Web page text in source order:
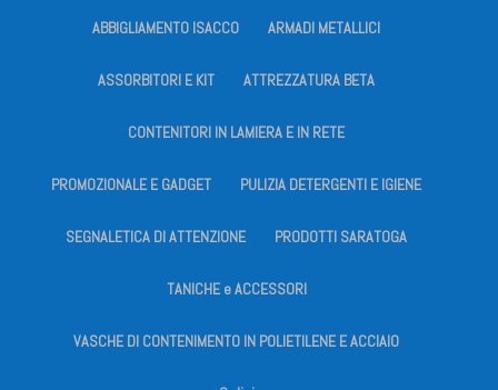
ABBIGLIAMENTO ISACCO ARMADI METALLICI
ASSORBITORI E KIT ATTREZZATURA BETA
CONTENITORI IN LAMIERA E IN RETE
PROMOZIONALE E GADGET PULIZIA DETERGENTI E IGIENE
SEGNALETICA DI ATTENZIONE PRODOTTI SARATOGA
TANICHE e ACCESSORI
VASCHE DI CONTENIMENTO IN POLIETILENE E ACCIAIO